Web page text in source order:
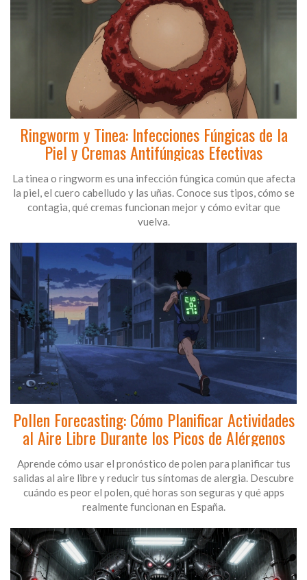
Ringworm y Tinea: Infecciones Fúngicas de la
Piel y Cremas Antifúngicas Efectivas
La tinea o ringworm es una infección fúngica común que afecta
la piel, el cuero cabelludo y las uñas. Conoce sus tipos, cómo se
contagia, qué cremas funcionan mejor y cómo evitar que
vuelva.
Pollen Forecasting: Cómo Planificar Actividades
al Aire Libre Durante los Picos de Alérgenos
Aprende cómo usar el pronóstico de polen para planificar tus
salidas al aire libre y reducir tus síntomas de alergia. Descubre
cuándo es peor el polen, qué horas son seguras y qué apps
realmente funcionan en España.